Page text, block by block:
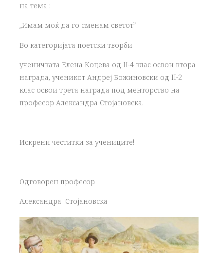
на тема :
„Имам моќ да го сменам светот”
Во категоријата поетски творби
ученичката Елена Коцева од II-4 клас освои втора
награда, ученикот Андреј Божиновски од II-2
клас освои трета награда под менторство на
професор Александра Стојановска.
Искрени честитки за учениците!
Одговорен професор
Александра Стојановска